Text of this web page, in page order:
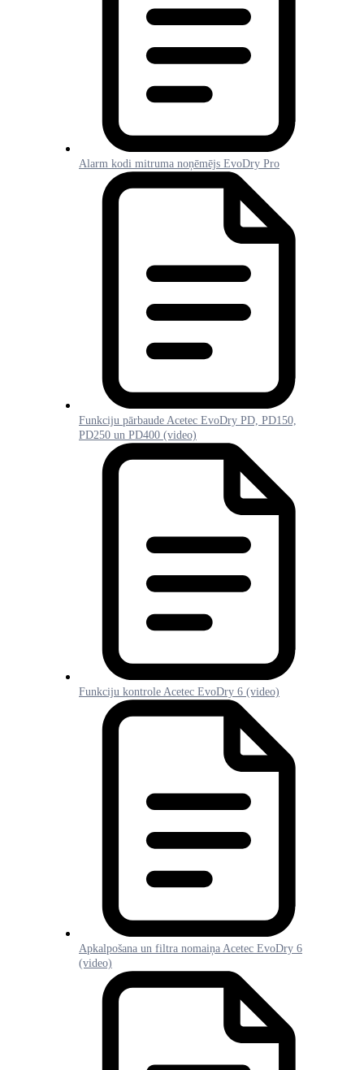
Alarm kodi mitruma noņēmējs EvoDry Pro
Funkciju pārbaude Acetec EvoDry PD, PD150,
PD250 un PD400 (video)
Funkciju kontrole Acetec EvoDry 6 (video)
Apkalpošana un filtra nomaiņa Acetec EvoDry 6
(video)